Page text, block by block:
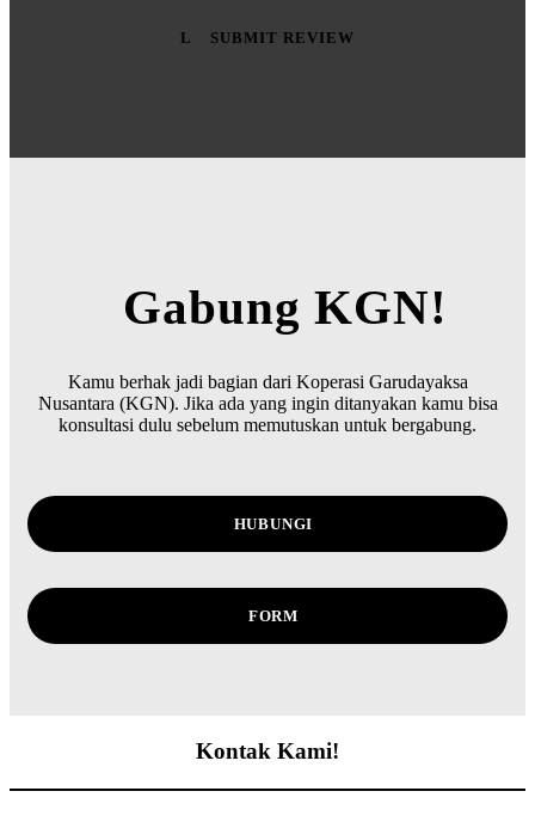
SUBMIT REVIEW
Gabung KGN!
Kamu berhak jadi bagian dari Koperasi Garudayaksa
Nusantara (KGN). Jika ada yang ingin ditanyakan kamu bisa
konsultasi dulu sebelum memutuskan untuk bergabung.
HUBUNGI
FORM
Kontak Kami!